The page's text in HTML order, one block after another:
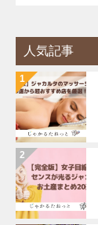
人気記事